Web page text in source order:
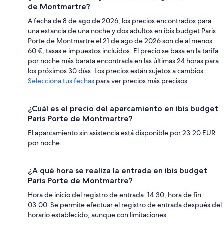
de Montmartre?
A fecha de 8 de ago de 2026, los precios encontrados para
una estancia de una noche y dos adultos en ibis budget Paris
Porte de Montmartre el 21 de ago de 2026 son de al menos
60 €, tasas e impuestos incluidos. El precio se basa en la tarifa
por noche más barata encontrada en las últimas 24 horas para
los próximos 30 días. Los precios están sujetos a cambios.
Selecciona tus fechas para ver precios más precisos.
¿Cuál es el precio del aparcamiento en ibis budget
Paris Porte de Montmartre?
El aparcamiento sin asistencia está disponible por 23.20 EUR
por noche.
¿A qué hora se realiza la entrada en ibis budget
Paris Porte de Montmartre?
Hora de inicio del registro de entrada: 14:30; hora de fin:
03:00. Se permite efectuar el registro de entrada después del
horario establecido, aunque con limitaciones.